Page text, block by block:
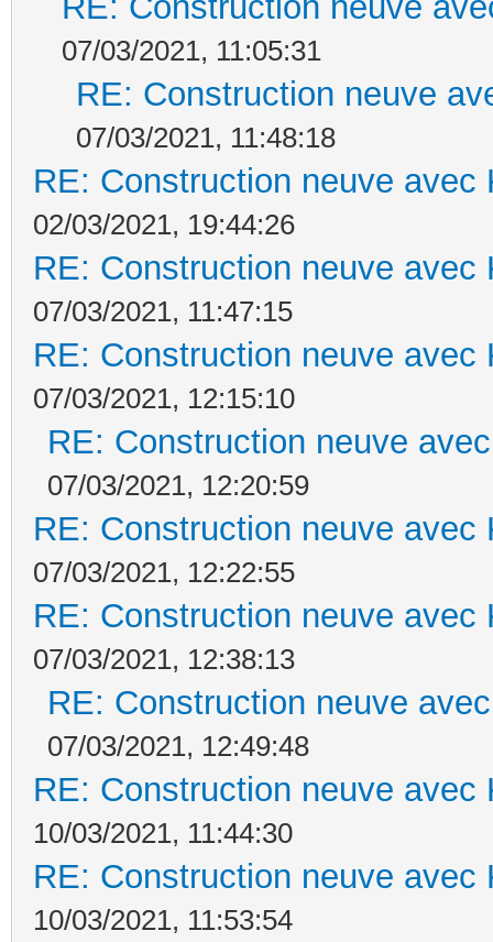
07/03/2021, 11:05:31
RE: Construction neuve
07/03/2021, 11:48:18
RE: Construction neuve avec
02/03/2021, 19:44:26
RE: Construction neuve avec
07/03/2021, 11:47:15
RE: Construction neuve avec
07/03/2021, 12:15:10
RE: Construction neuve
07/03/2021, 12:20:59
RE: Construction neuve avec
07/03/2021, 12:22:55
RE: Construction neuve avec
07/03/2021, 12:38:13
RE: Construction neuve
07/03/2021, 12:49:48
RE: Construction neuve avec
10/03/2021, 11:44:30
RE: Construction neuve avec
10/03/2021, 11:53:54